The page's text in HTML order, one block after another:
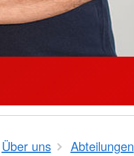
Über uns Abteilungen